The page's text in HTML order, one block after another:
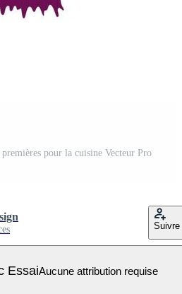
pour la cuisine Vecteur Pro
Suivre
EssaiAucune attribution requise